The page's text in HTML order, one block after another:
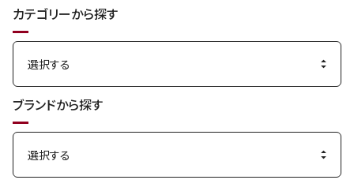
カテゴリーから探す
ブランドから探す